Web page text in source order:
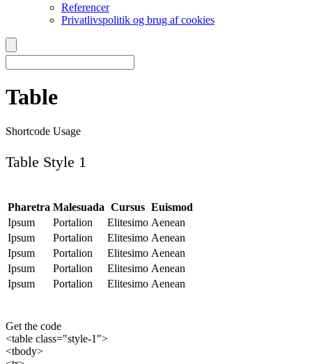
Referencer
Privatlivspolitik og brug af cookies
Table
Shortcode Usage
Table Style 1
Pharetra Malesuada Cursus Euismod
Ipsum
Portalion Elitesimo Aenean
Ipsum
Portalion Elitesimo Aenean
Ipsum
Portalion Elitesimo Aenean
Ipsum
Portalion Elitesimo Aenean
Ipsum
Portalion Elitesimo Aenean
Get the code
<table class="style-1">
<tbody>